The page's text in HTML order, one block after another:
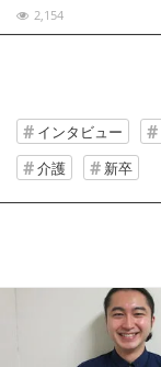
2,154
インタビュー
介護
新卒